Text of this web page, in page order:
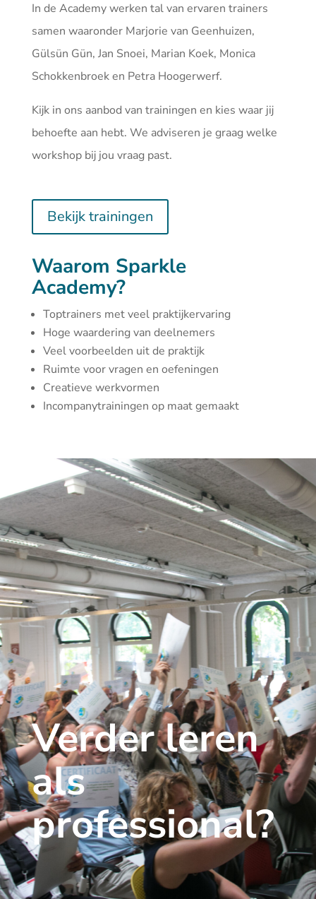
In de Academy werken tal van ervaren trainers
samen waaronder Marjorie van Geenhuizen,
Gülsün Gün, Jan Snoei, Marian Koek, Monica
Schokkenbroek en Petra Hoogerwerf.
Kijk in ons aanbod van trainingen en kies waar jij
behoefte aan hebt. We adviseren je graag welke
workshop bij jou vraag past.
Bekijk trainingen
Waarom Sparkle
Academy?
Toptrainers met veel praktijkervaring
Hoge waardering van deelnemers
Veel voorbeelden uit de praktijk
Ruimte voor vragen en oefeningen
Creatieve werkvormen
Incompanytrainingen op maat gemaakt
Verder leren
als
professional?